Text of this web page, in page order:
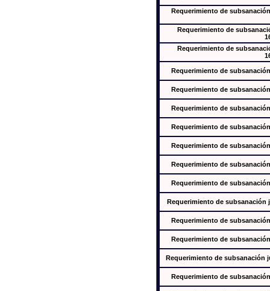
Requerimiento de
Requerimiento de
Requerimiento de
Requerimiento de
Requerimiento de
Requerimiento de
Requerimiento de
Requerimiento de
Requerimiento de
Requerimiento de
Requerimiento de subsanación
Requerimiento de
Requerimiento de
Requerimiento de subsanación
Requerimiento de